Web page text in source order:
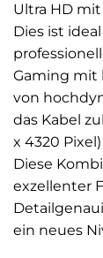
Ultra HD
Dies ist
Gaming mit
von
das Kabel
x 4320
Diese
exzellenter
ein neues